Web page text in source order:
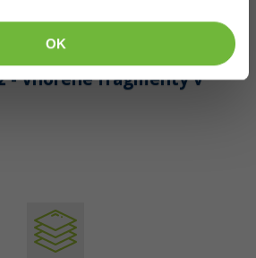
OK
- Vnorené fragmenty v